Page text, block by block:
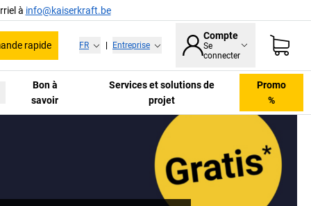
à info@kaiserkraft.be
rapide FR Entreprise
Compte
Se
connecter
Bon à
savoir
Services et solutions de
projet
Promo
%